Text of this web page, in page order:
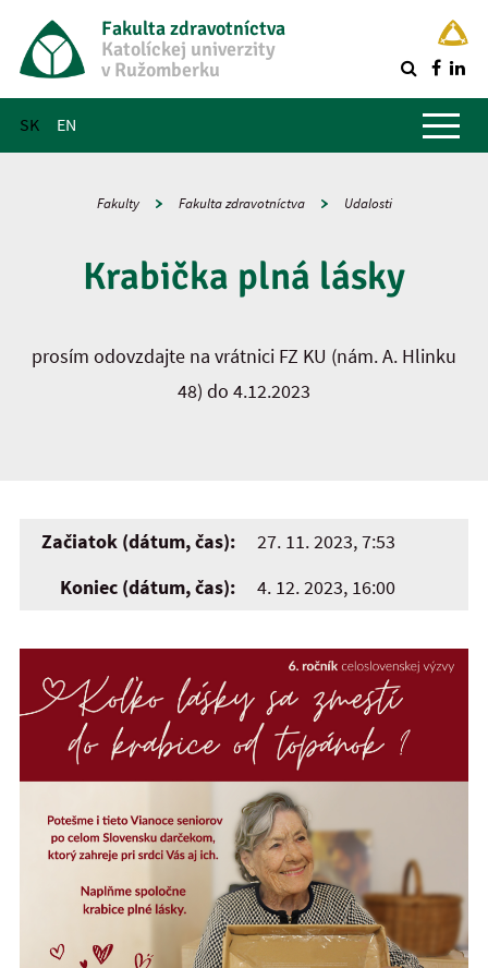
Fakulta zdravotníctva
Katolíckej univerzity
v Ružomberku
SK EN
Hlavné menu
Fakulty Fakulta zdravotníctva Udalosti
Krabička plná lásky
prosím odovzdajte na vrátnici FZ KU (nám. A. Hlinku
48) do 4.12.2023
Začiatok (dátum, čas):
27. 11. 2023, 7:53
Koniec (dátum, čas):
4. 12. 2023, 16:00